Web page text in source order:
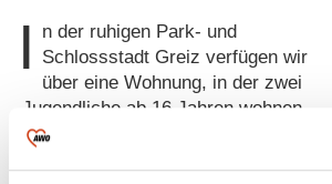
I
n der ruhigen Park- und
Schlossstadt Greiz verfügen wir
über eine Wohnung, in der zwei
Jugendliche ab 16 Jahren wohnen
und durch uns betreut